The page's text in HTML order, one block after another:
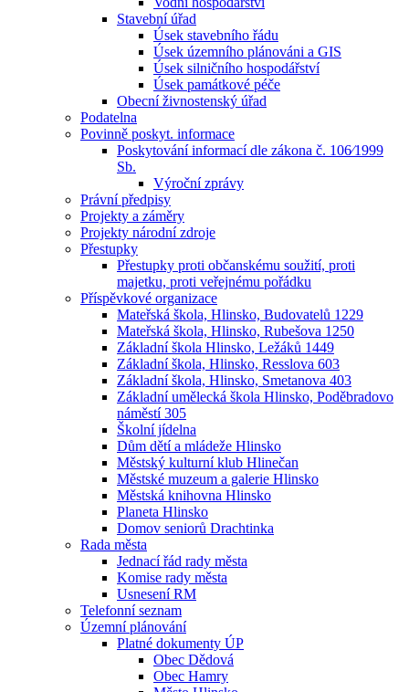
Stavební úřad
Úsek stavebního řádu
Úsek územního plánováni a GIS
Úsek silničního hospodářství
Úsek památkové péče
Obecní živnostenský úřad
Podatelna
Povinně poskyt. informace
Poskytování informací dle zákona č. 106⁄1999
Sb.
Výroční zprávy
Právní předpisy
Projekty a záměry
Projekty národní zdroje
Přestupky
Přestupky proti občanskému soužití, proti
majetku, proti veřejnému pořádku
Příspěvkové organizace
Mateřská škola, Hlinsko, Budovatelů 1229
Mateřská škola, Hlinsko, Rubešova 1250
Základní škola Hlinsko, Ležáků 1449
Základní škola, Hlinsko, Resslova 603
Základní škola, Hlinsko, Smetanova 403
Základní umělecká škola Hlinsko, Poděbradovo
náměstí 305
Školní jídelna
Dům dětí a mládeže Hlinsko
Městský kulturní klub Hlinečan
Městské muzeum a galerie Hlinsko
Městská knihovna Hlinsko
Planeta Hlinsko
Domov seniorů Drachtinka
Rada města
Jednací řád rady města
Komise rady města
Usnesení RM
Telefonní seznam
Územní plánování
Platné dokumenty ÚP
Obec Dědová
Obec Hamry